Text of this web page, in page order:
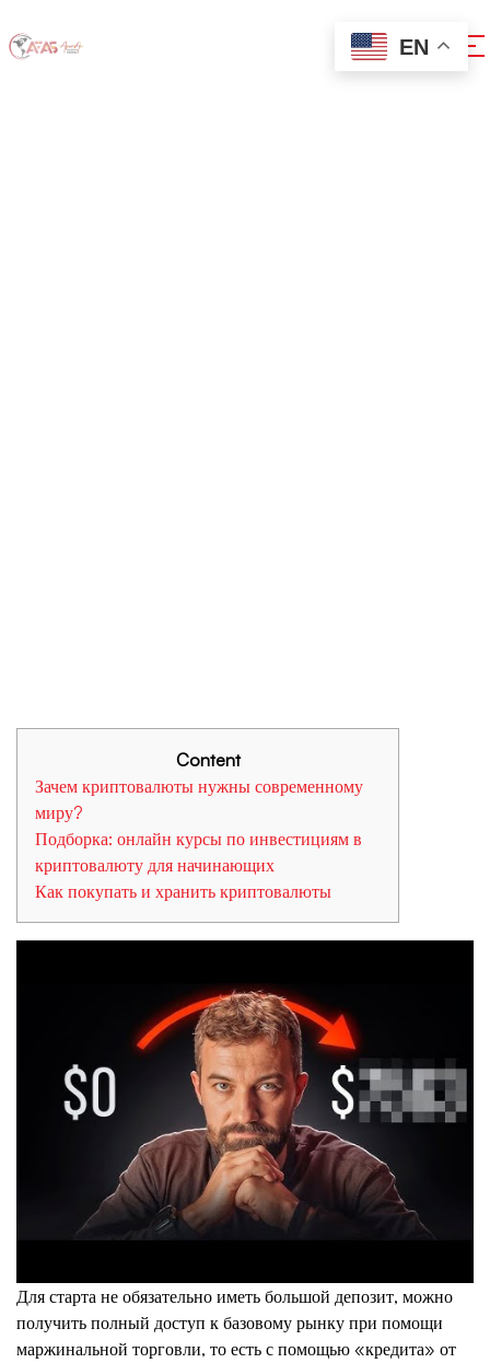
Content
Зачем криптовалюты нужны современному
миру?
Подборка: онлайн курсы по инвестициям в
криптовалюту для начинающих
Как покупать и хранить криптовалюты
Для старта не обязательно иметь большой депозит, можно
получить полный доступ к базовому рынку при помощи
маржинальной торговли, то есть с помощью «кредита» от
EN